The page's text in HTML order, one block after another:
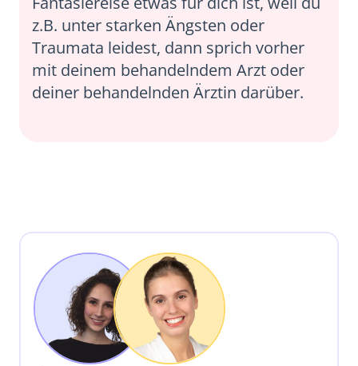
z.B. unter starken Ängsten oder
Traumata leidest, dann sprich vorher
mit deinem behandelndem Arzt oder
deiner behandelnden Ärztin darüber.